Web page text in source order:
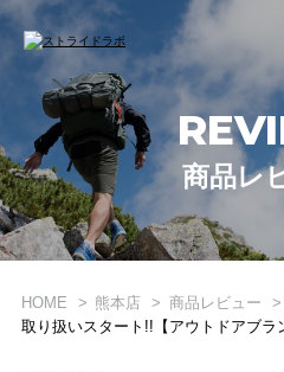
商品レ
HOME 熊本店 商品レビュー
取り扱いスタート!!【アウトドアブラ